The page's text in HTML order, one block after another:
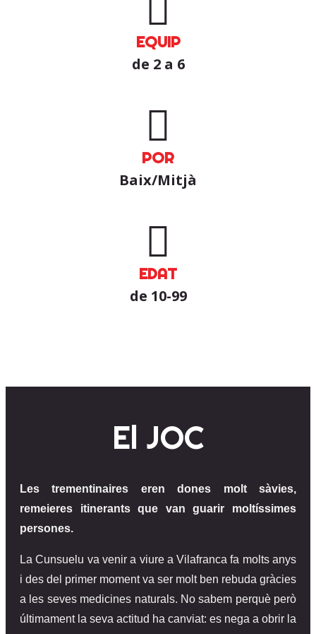
EQUIP
de 2 a 6
POR
Baix/Mitjà
EDAT
de 10-99
El JOC
Les trementinaires eren dones molt sàvies,
remeieres itinerants que van guarir moltíssimes
persones.
La Cunsuelu va venir a viure a Vilafranca fa molts anys
i des del primer moment va ser molt ben rebuda gràcies
a les seves medicines naturals. No sabem perquè però
últimament la seva actitud ha canviat: es nega a obrir la